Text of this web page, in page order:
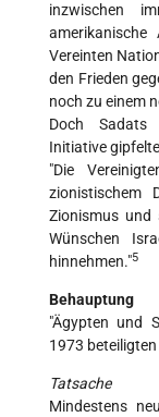
inzwischen
Vereinten
den Frieden
noch zu einem
Doch Sadats
Initiative
"Die
zionistischem
Zionismus
Wünschen
hinnehmen."5
Behauptung
"Ägypten und
1973
Tatsache
Mindestens